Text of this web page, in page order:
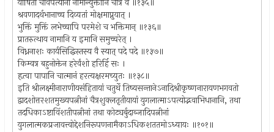
श्रवणादर्थभानाच्च दिव्यतां मोक्षमाप्नुयात् ।
भुक्तिं मुक्तिं लभेच्चापि परमेशे च भक्तिमान् ॥१३६॥
प्रातरुत्थाय नामानि य इमानि समुच्चरेत् ।
विध्ननाशः कार्यसिद्धिस्तस्य वै स्यात् पदे पदे ॥१३७॥
किम्वत्र बहुनोक्तेन हरेर्वंशो हरिर्हि सः ।
हृत्वा पापानि चात्मानं हरत्यक्षरमच्युतः ॥१३८॥
इति श्रीलक्ष्मीनाराणीयसंहितायां चतुर्थे तिष्यसन्तानेऽनादिश्रीकृष्णनारायणभगवतो
द्वादशोत्तरशतमुख्यपत्नीनां चैत्रशुक्लतृतीयायां युगलात्माऽपत्योद्भवाभिधानानि, तथा
तदधिकाऽष्टाविंशतीपत्नीनां तथा कोट्यर्बुदाब्जादिपत्नीनां
युगलात्मकप्रजावत्त्वोद्देशनिरूपणनामैकाऽधिकशततमोऽध्यायः ॥१०१॥